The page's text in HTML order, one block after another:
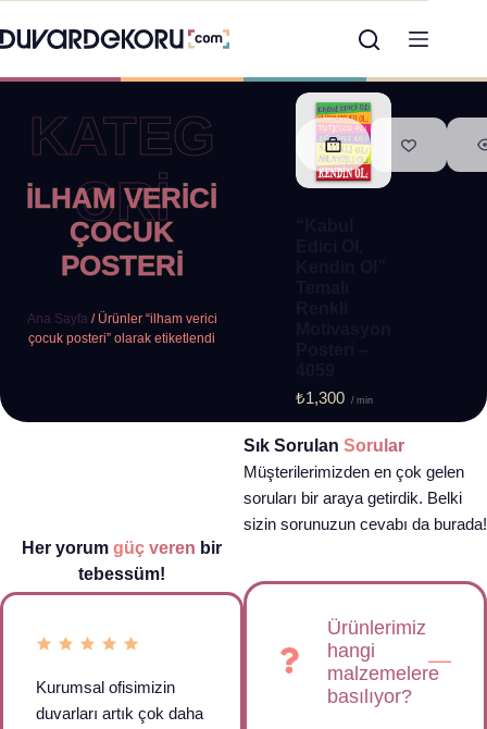
KATEG
ORİ
ILHAM VERICI
ÇOCUK
POSTERI
Ana Sayfa/ Ürünler “ilham verici
çocuk posteri” olarak etiketlendi
₺1,300 / min
Her yorum güç veren bir
tebessüm!
Kurumsal ofisimizin
duvarları artık çok daha
Sık Sorulan Sorular
Müşterilerimizden en çok gelen
soruları bir araya getirdik. Belki
sizin sorunuzun cevabı da burada!
Ürünlerimiz
hangi
malzemelere
basılıyor?